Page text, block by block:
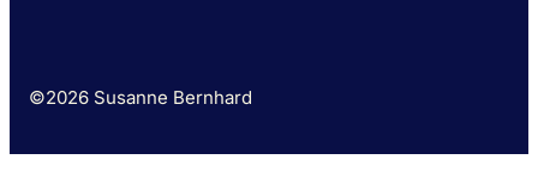
©2026 Susanne Bernhard